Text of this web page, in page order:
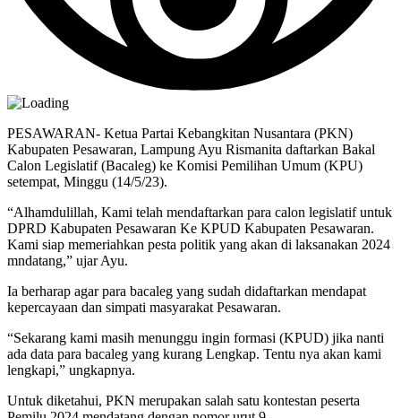
PESAWARAN- Ketua Partai Kebangkitan Nusantara (PKN)
Kabupaten Pesawaran, Lampung Ayu Rismanita daftarkan Bakal
Calon Legislatif (Bacaleg) ke Komisi Pemilihan Umum (KPU)
setempat, Minggu (14/5/23).
“Alhamdulillah, Kami telah mendaftarkan para calon legislatif untuk
DPRD Kabupaten Pesawaran Ke KPUD Kabupaten Pesawaran.
Kami siap memeriahkan pesta politik yang akan di laksanakan 2024
mndatang,” ujar Ayu.
Ia berharap agar para bacaleg yang sudah didaftarkan mendapat
kepercayaan dan simpati masyarakat Pesawaran.
“Sekarang kami masih menunggu ingin formasi (KPUD) jika nanti
ada data para bacaleg yang kurang Lengkap. Tentu nya akan kami
lengkapi,” ungkapnya.
Untuk diketahui, PKN merupakan salah satu kontestan peserta